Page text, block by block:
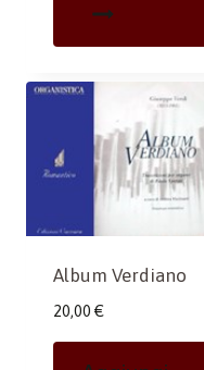
Album Verdiano
20,00 €